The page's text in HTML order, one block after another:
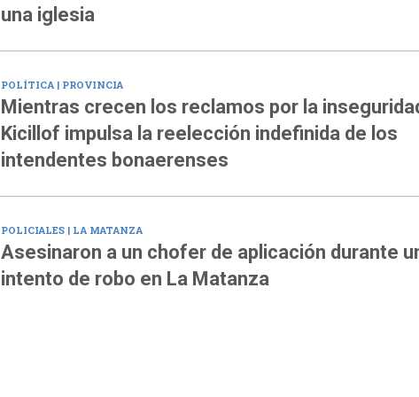
una iglesia
POLÍTICA | PROVINCIA
Mientras crecen los reclamos por la
Kicillof impulsa la reelección indefinida de los
intendentes bonaerenses
POLICIALES | LA MATANZA
Asesinaron a un chofer de aplicación durante
intento de robo en La Matanza